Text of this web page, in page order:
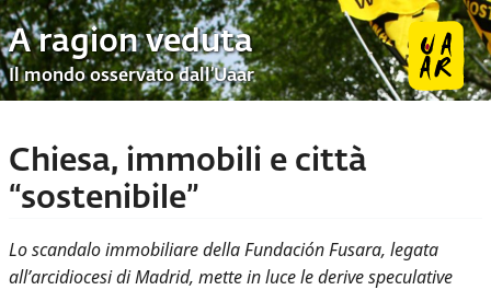
A ragion veduta
Il mondo osservato dall’Uaar
Chiesa, immobili e città
“sostenibile”
Lo scandalo immobiliare della Fundación Fusara, legata
all’arcidiocesi di Madrid, mette in luce le derive speculative